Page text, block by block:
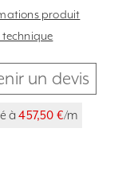
produit
technique
un devis
à457,50 €/m